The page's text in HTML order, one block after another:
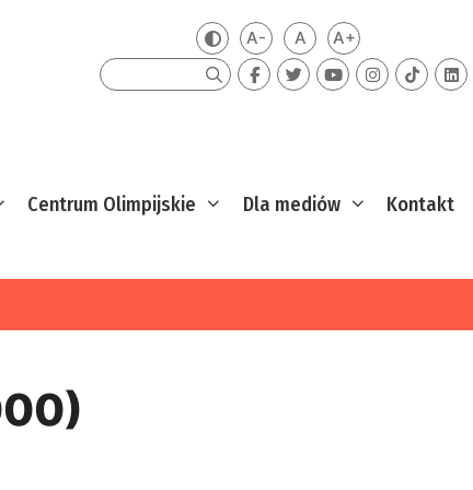
Zmień kontrast
A-Mniejsza czcionka
ADomyślna czcionka
A+Większa
Szukaj
Centrum Olimpijskie Dla mediów Kontakt